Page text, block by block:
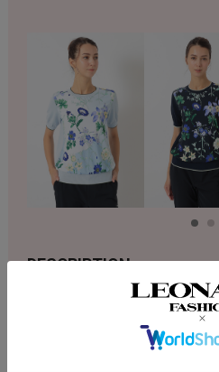
DESCRIPTION
店舗へのお問い合わせの際は下記品番
素材：本体：綿52％ ポリエステル48